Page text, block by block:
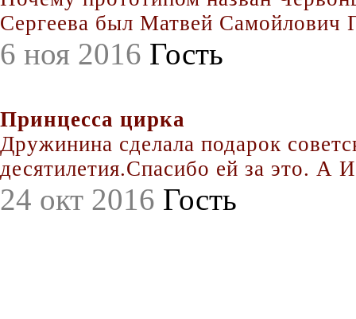
Сергеева был Матвей Самойлович
6 ноя 2016 Гость
Принцесса цирка
Дружинина сделала подарок
десятилетия.Спасибо ей за это. А
24 окт 2016 Гость